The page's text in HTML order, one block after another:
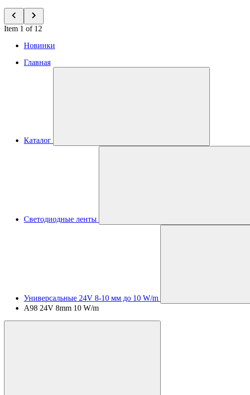
Item 1 of 12
Новинки
Главная
Каталог
Светодиодные ленты
Универсальные 24V 8-10 мм до 10 W/m
A98 24V 8mm 10 W/m